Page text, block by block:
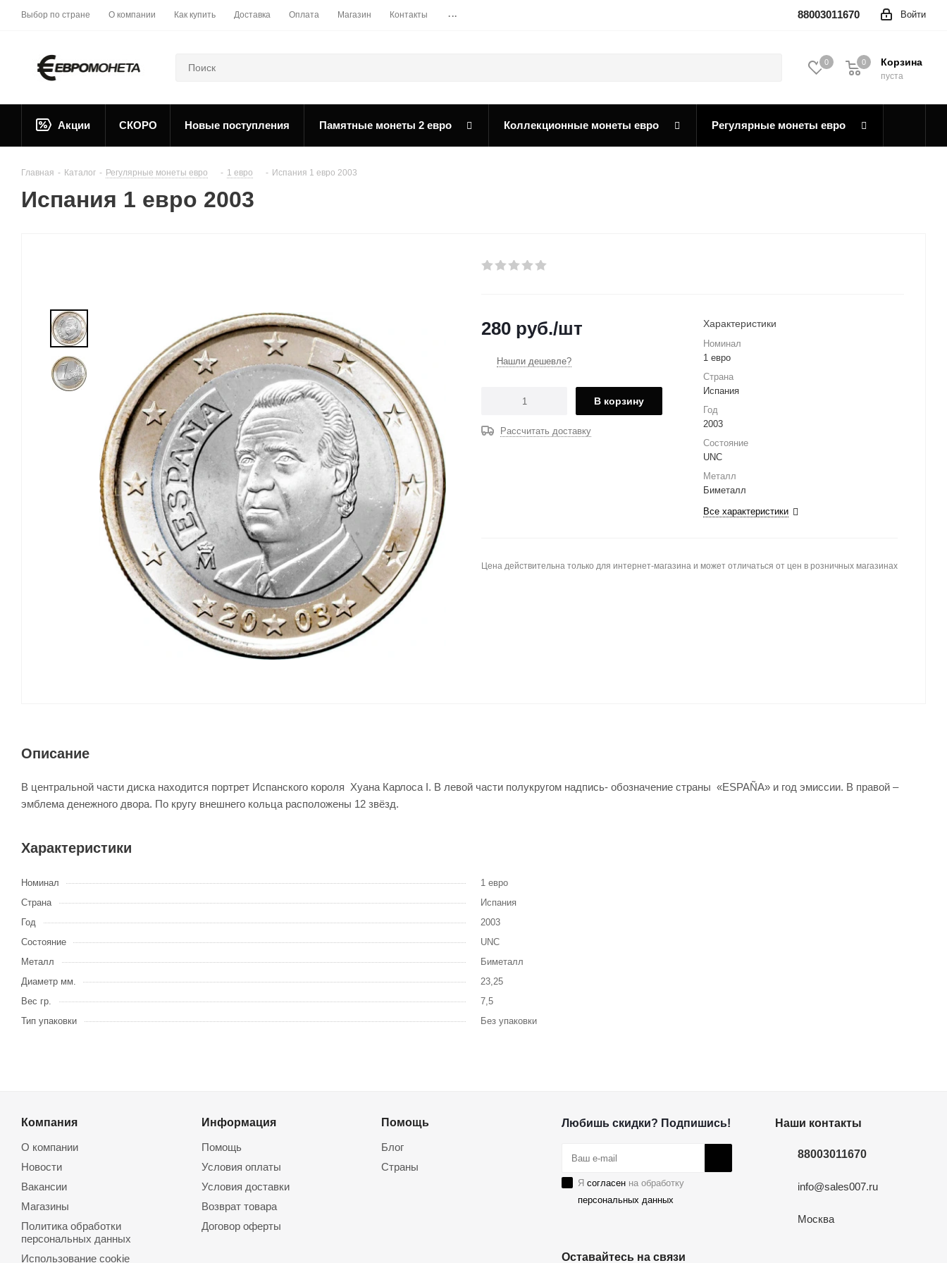
Выбор по стране О компании Как купить Доставка Оплата Магазин Контакты ... Войти
88003011670
0 Корзина
0
пуста
0
Акции СКОРО Новые поступления Памятные монеты 2 евро Коллекционные монеты евро Регулярные монеты евро
Главная - Каталог - Регулярные монеты евро - 1 евро - Испания 1 евро 2003
Испания 1 евро 2003
280 руб./шт
Нашли дешевле?
В корзину
Рассчитать доставку
Характеристики
Номинал
1 евро
Страна
Испания
Год
2003
Состояние
UNC
Металл
Биметалл
Все характеристики
Цена действительна только для интернет-магазина и может отличаться от цен в розничных магазинах
Описание
В центральной части диска находится портрет Испанского короля Хуана Карлоса I. В левой части полукругом надпись- обозначение страны «ESPAÑA» и год эмиссии. В правой –
эмблема денежного двора. По кругу внешнего кольца расположены 12 звёзд.
Характеристики
Номинал
1 евро
Страна
Испания
Год
2003
Состояние
UNC
Металл
Биметалл
Диаметр мм.
23,25
Вес гр.
7,5
Тип упаковки
Без упаковки
Компания
О компании
Новости
Вакансии
Магазины
Политика обработки
персональных данных
Использование cookie
Информация
Помощь
Условия оплаты
Условия доставки
Возврат товара
Договор оферты
Помощь
Блог
Страны
Любишь скидки? Подпишись!
Я согласенна обработку
персональных данных
Оставайтесь на связи
Наши контакты
88003011670
info@sales007.ru
Москва